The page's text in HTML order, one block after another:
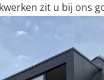
zit u bij ons